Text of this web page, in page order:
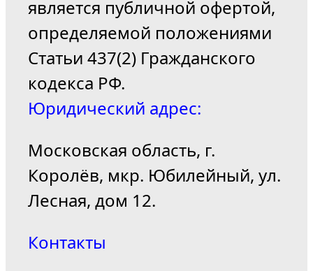
является публичной офертой,
определяемой положениями
Статьи 437(2) Гражданского
кодекса РФ.
Юридический адрес:
Московская область, г.
Королёв, мкр. Юбилейный, ул.
Лесная, дом 12.
Контакты